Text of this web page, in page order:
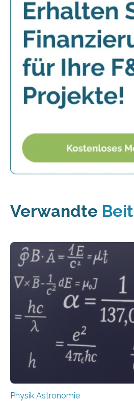
Verwandte
Physik Astronomie